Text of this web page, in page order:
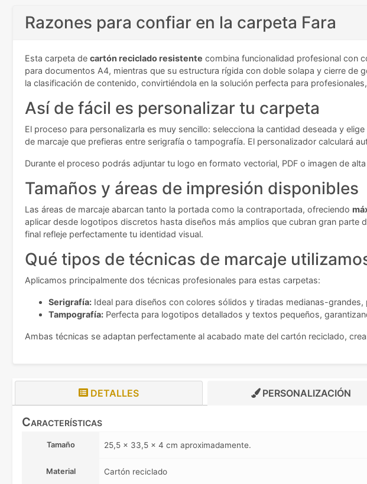
Razones para confiar en la carpeta Fara
Esta carpeta de cartón reciclado resistente combina funcionalidad profesional con
para documentos A4, mientras que su estructura rígida con doble solapa y cierre
la clasificación de contenido, convirtiéndola en la solución perfecta para
Así de fácil es personalizar tu carpeta
El proceso para personalizarla es muy sencillo: selecciona la cantidad deseada y
de marcaje que prefieras entre serigrafía o tampografía. El personalizador calculará
Durante el proceso podrás adjuntar tu logo en formato vectorial, PDF o imagen de
Tamaños y áreas de impresión disponibles
Las áreas de marcaje abarcan tanto la portada como la contraportada, ofreciendo
aplicar desde logotipos discretos hasta diseños más amplios que cubran gran parte
final refleje perfectamente tu identidad visual.
Qué tipos de técnicas de marcaje
Aplicamos principalmente dos técnicas profesionales para estas carpetas:
Serigrafía: Ideal para diseños con colores sólidos y tiradas medianas-
Tampografía: Perfecta para logotipos detallados y textos pequeños,
Ambas técnicas se adaptan perfectamente al acabado mate del cartón reciclado,
DETALLES PERSONALIZACIÓN
Características
Tamaño 25,5 x 33,5 x 4 cm aproximadamente.
Material Cartón reciclado